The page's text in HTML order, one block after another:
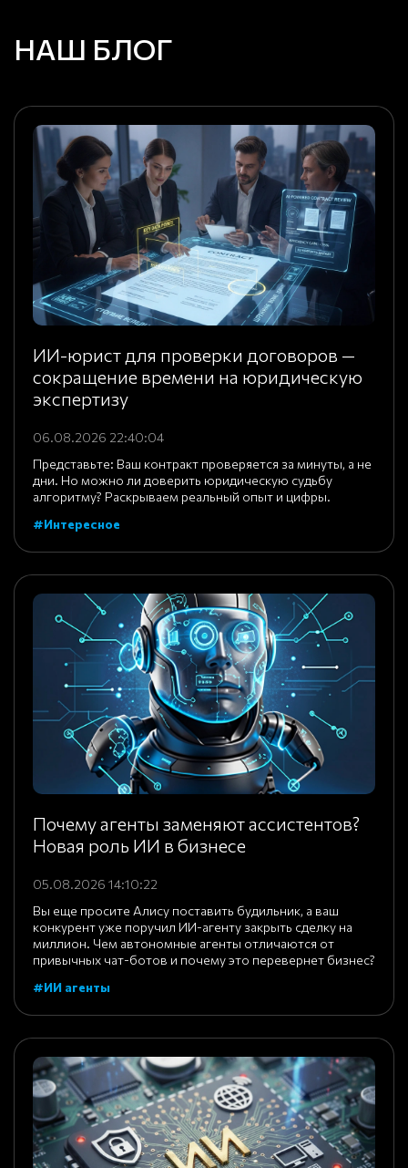
НАШ БЛОГ
ИИ-юрист для проверки договоров —
сокращение времени на юридическую
экспертизу
06.08.2026 22:40:04
Представьте: Ваш контракт проверяется за минуты, а не
дни. Но можно ли доверить юридическую судьбу
алгоритму? Раскрываем реальный опыт и цифры.
#Интересное
Почему агенты заменяют ассистентов?
Новая роль ИИ в бизнесе
05.08.2026 14:10:22
Вы еще просите Алису поставить будильник, а ваш
конкурент уже поручил ИИ-агенту закрыть сделку на
миллион. Чем автономные агенты отличаются от
привычных чат-ботов и почему это перевернет бизнес?
#ИИ агенты